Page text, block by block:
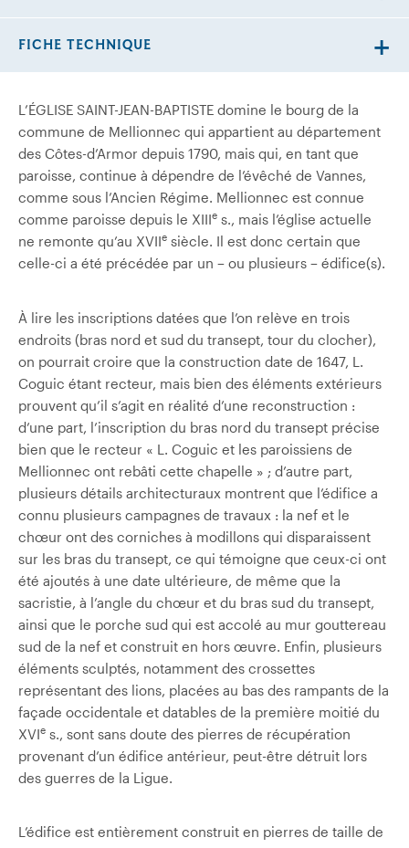
L’ÉGLISE SAINT-JEAN-BAPTISTE domine le bourg de la
commune de Mellionnec qui appartient au département
des Côtes-d’Armor depuis 1790, mais qui, en tant que
paroisse, continue à dépendre de l’évêché de Vannes,
comme sous l’Ancien Régime. Mellionnec est connue
comme paroisse depuis le XIIIe s., mais l’église actuelle
ne remonte qu’au XVIIe siècle. Il est donc certain que
celle-ci a été précédée par un – ou plusieurs – édifice(s).
À lire les inscriptions datées que l’on relève en trois
endroits (bras nord et sud du transept, tour du clocher),
on pourrait croire que la construction date de 1647, L.
Coguic étant recteur, mais bien des éléments extérieurs
prouvent qu’il s’agit en réalité d’une reconstruction :
d’une part, l’inscription du bras nord du transept précise
bien que le recteur « L. Coguic et les paroissiens de
Mellionnec ont rebâti cette chapelle » ; d’autre part,
plusieurs détails architecturaux montrent que l’édifice a
connu plusieurs campagnes de travaux : la nef et le
chœur ont des corniches à modillons qui disparaissent
sur les bras du transept, ce qui témoigne que ceux-ci ont
été ajoutés à une date ultérieure, de même que la
sacristie, à l’angle du chœur et du bras sud du transept,
ainsi que le porche sud qui est accolé au mur gouttereau
sud de la nef et construit en hors œuvre. Enfin, plusieurs
éléments sculptés, notamment des crossettes
représentant des lions, placées au bas des rampants de la
façade occidentale et datables de la première moitié du
XVIe s., sont sans doute des pierres de récupération
provenant d’un édifice antérieur, peut-être détruit lors
des guerres de la Ligue.
L’édifice est entièrement construit en pierres de taille de
FICHE TECHNIQUE